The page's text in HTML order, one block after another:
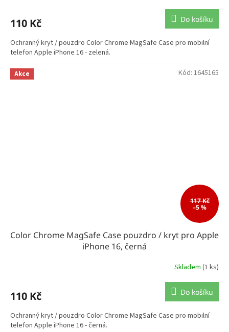
110 Kč Do košíku
Ochranný kryt / pouzdro Color Chrome MagSafe Case pro mobilní
telefon Apple iPhone 16 - zelená.
Akce
117 Kč
–5 %
Color Chrome MagSafe Case pouzdro / kryt pro Apple
iPhone 16, černá
Skladem (1 ks)
110 Kč Do košíku
Ochranný kryt / pouzdro Color Chrome MagSafe Case pro mobilní
telefon Apple iPhone 16 - černá.
Kód: 1645165